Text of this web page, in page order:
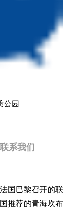
公园
系我们
国巴黎召开的联
推荐的青海坎布